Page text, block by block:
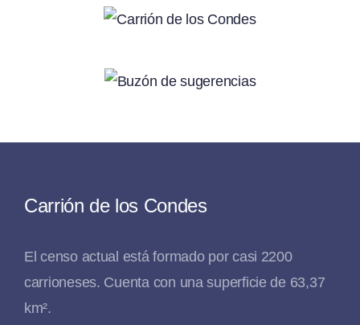
Carrión de los Condes
El censo actual está formado por casi 2200
carrioneses. Cuenta con una superficie de 63,37
km².